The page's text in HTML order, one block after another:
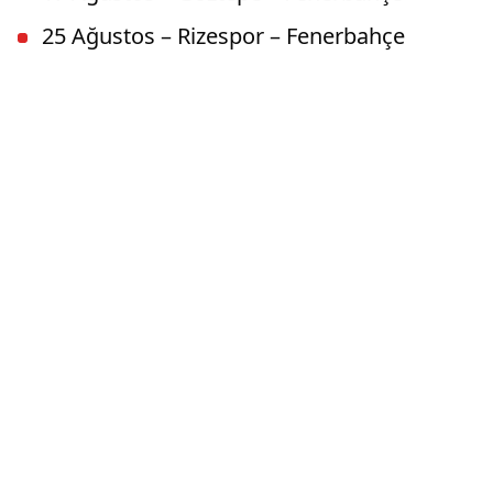
25 Ağustos – Rizespor – Fenerbahçe